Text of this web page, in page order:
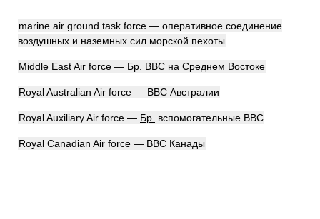
marine air ground task force — оперативное соединение
воздушных и наземных сил морской пехоты
Middle East Air force — Бр. ВВС на Среднем Востоке
Royal Australian Air force — ВВС Австралии
Royal Auxiliary Air force — Бр. вспомогательные ВВС
Royal Canadian Air force — ВВС Канады